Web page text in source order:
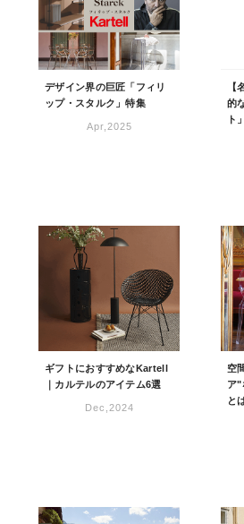
デザイン界の巨匠「フィリ
ップ・スタルク」特集
Apr,2025
【
的
ト」
ギフトにおすすめなKartell
｜カルテルのアイテム6選
Dec,2024
空
ア"
と